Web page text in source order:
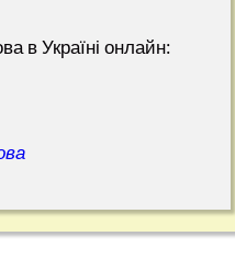
в Україні онлайн: